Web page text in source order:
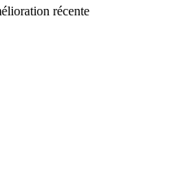
récente